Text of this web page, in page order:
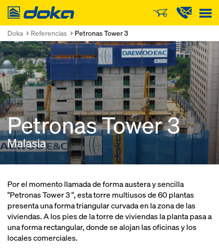
Doka
Doka Referencias Petronas Tower 3
Petronas Tower 3
Malasia
Por el momento llamada de forma austera y sencilla
"Petronas Tower 3 ", esta torre multiusos de 60 plantas
presenta una forma triangular curvada en la zona de las
viviendas. A los pies de la torre de viviendas la planta pasa a
una forma rectangular, donde se alojan las oficinas y los
locales comerciales.